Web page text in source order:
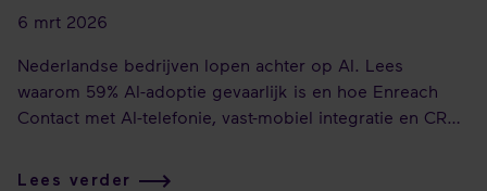
6 mrt 2026
Nederlandse bedrijven lopen achter op AI. Lees
waarom 59% AI-adoptie gevaarlijk is en hoe Enreach
Contact met AI-telefonie, vast-mobiel integratie en CRM-
Lees verder